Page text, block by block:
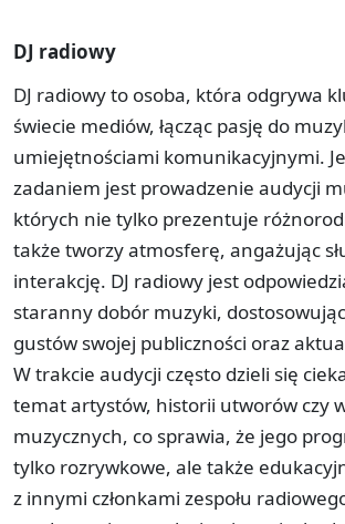
DJ radiowy
DJ radiowy to osoba, która odgrywa
świecie mediów, łącząc pasję do
umiejętnościami komunikacyjnymi.
zadaniem jest prowadzenie audycji
których nie tylko prezentuje
także tworzy atmosferę, angażując
interakcję. DJ radiowy jest
staranny dobór muzyki,
gustów swojej publiczności oraz
W trakcie audycji często dzieli się
temat artystów, historii utworów czy
muzycznych, co sprawia, że jego
tylko rozrywkowe, ale także
z innymi członkami zespołu